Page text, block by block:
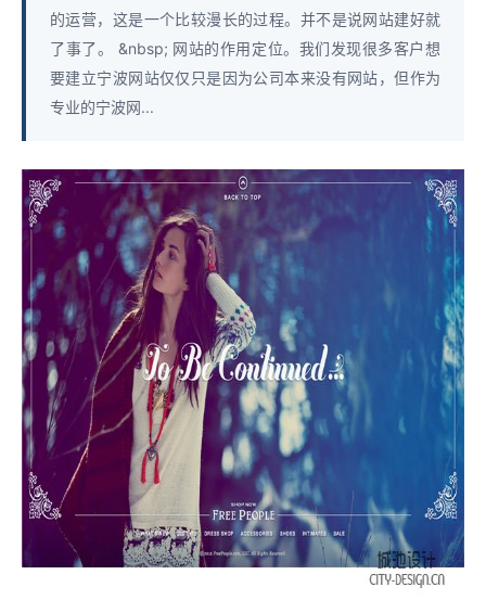
的运营，这是一个比较漫长的过程。并不是说网站建好就
了事了。 &nbsp; 网站的作用定位。我们发现很多客户想
要建立宁波网站仅仅只是因为公司本来没有网站，但作为
专业的宁波网...